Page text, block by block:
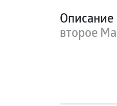
Описание
второе